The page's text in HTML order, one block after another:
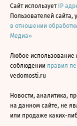
Сайт использует IP
Пользователей сайта,
в отношении
Медиа»
Любое использование
соблюдении правил
vedomosti.ru
Новости, аналитика,
на данном сайте, не
или продаже каких-